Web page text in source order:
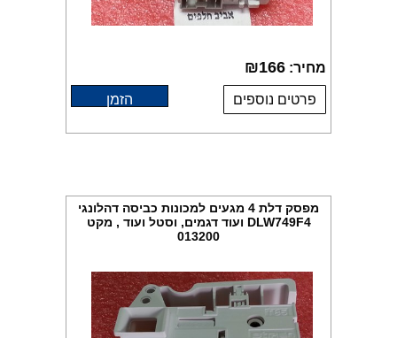
מחיר: ₪166
פרטים נוספים הזמן
מפסק דלת 4 מגעים למכונות כביסה דהלונגי
DLW749F4 ועוד דגמים, וסטל ועוד , מקט
013200